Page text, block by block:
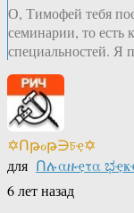
О, Тимофей тебя
семинарии, то есть
специальностей. Я
✡Ոթℴթ∋চҿ✡
для Ոሉαዙҿτα
6 лет назад